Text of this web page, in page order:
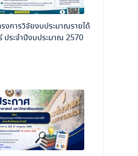
งการวิจัยงบประมาณรายได้
ประจำปีงบประมาณ 2570